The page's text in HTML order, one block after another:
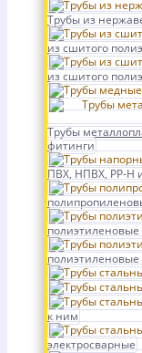
Трубы из
из сшитого
из сшитого
Трубы
фитинги
ПВХ, НПВХ, PP-H
к ним
электросварные